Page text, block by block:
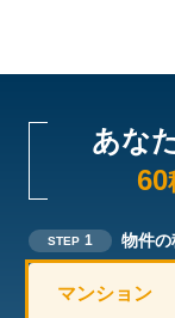
あな
60
STEP 1 物件
マンション